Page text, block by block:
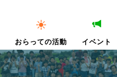
おらっての活動 イベント